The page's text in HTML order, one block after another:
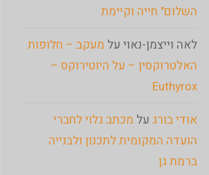
השלום" חייה וקיימת
לאה וייצמן-נאוי על מעקב – חלופות
האלטרוקסין – על היוטירוקס –
Euthyrox
אודי בורג על מכתב גלוי לחברי
הועדה המקומית לתכנון ולבנייה
ברמת גן